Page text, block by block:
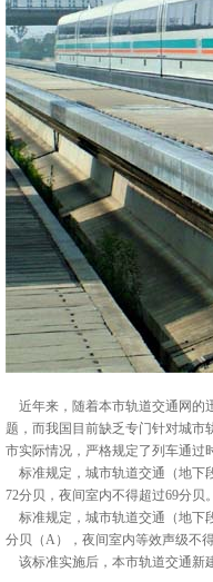
近年来，随着本市轨道交通网的
题，而我国目前缺乏专门针对城
市实际情况，严格规定了列车通过
标准规定，城市轨道交通（地下
72分贝，夜间室内不得超过69分贝
标准规定，城市轨道交通（地下
分贝（A），夜间室内等效声级不
该标准实施后，本市轨道交通新